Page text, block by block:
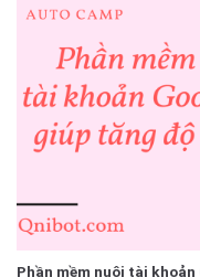
Phần mềm nuôi tài